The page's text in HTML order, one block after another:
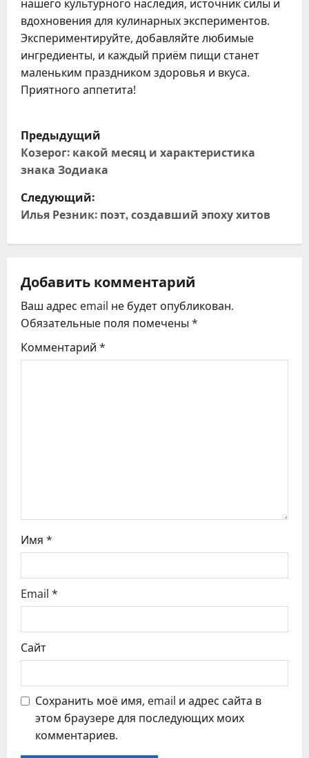
нашего культурного наследия, источник силы и
вдохновения для кулинарных экспериментов.
Экспериментируйте, добавляйте любимые
ингредиенты, и каждый приём пищи станет
маленьким праздником здоровья и вкуса.
Приятного аппетита!
Н
а
в
и
г
а
ц
и
я
и
я
Предыдущий
Козерог: какой месяц и характеристика
знака Зодиака
Следующий:
Илья Резник: поэт, создавший эпоху хитов
Добавить комментарий
Ваш адрес email не будет опубликован.
Обязательные поля помечены *
Комментарий *
Имя *
Email *
Сайт
Сохранить моё имя, email и адрес сайта в
этом браузере для последующих моих
комментариев.